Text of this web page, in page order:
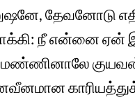
தேவனோடு
நீ என்னை ஏன்